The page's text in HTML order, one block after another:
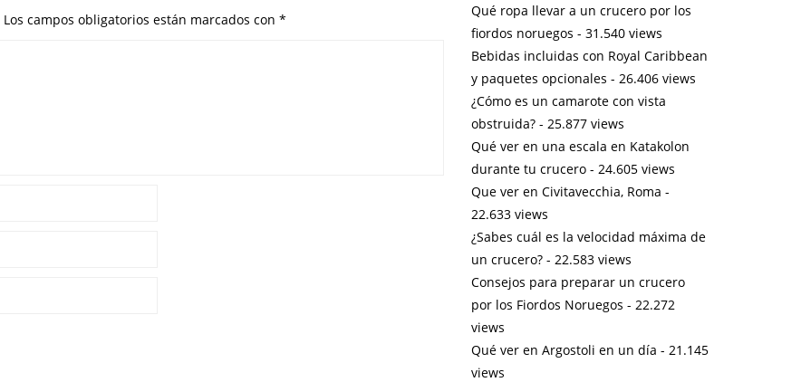
Los campos obligatorios están marcados con *
Qué ropa llevar a un crucero por los
fiordos noruegos - 31.540 views
Bebidas incluidas con Royal Caribbean
y paquetes opcionales - 26.406 views
¿Cómo es un camarote con vista
obstruida?- 25.877 views
Qué ver en una escala en Katakolon
durante tu crucero- 24.605 views
Que ver en Civitavecchia, Roma -
22.633 views
¿Sabes cuál es la velocidad máxima de
un crucero?- 22.583 views
Consejos para preparar un crucero
por los Fiordos Noruegos - 22.272
views
Qué ver en Argostoli en un día - 21.145
views